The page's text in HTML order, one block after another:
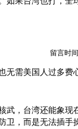
留言时
无需美国人过多费
武，台湾还能象现
卫，而是无法插手